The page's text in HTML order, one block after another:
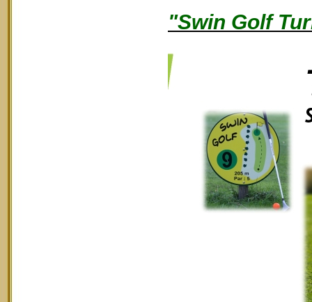
"Swin Golf